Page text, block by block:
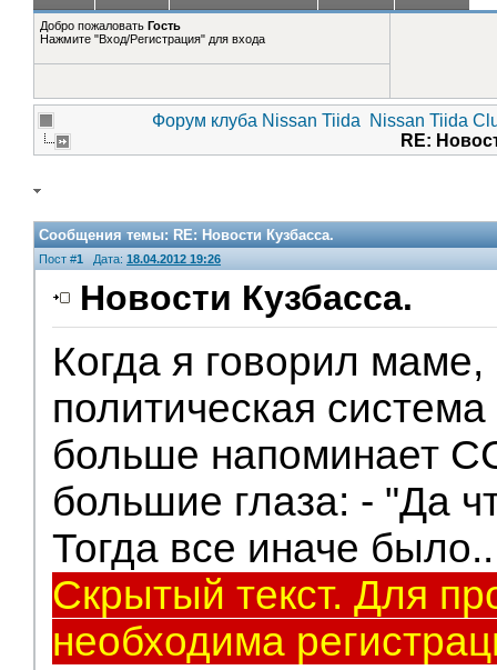
Добро пожаловать Гость
Нажмите "Вход/Регистрация" для входа
Форум клуба Nissan Tiida
Nissan Tiida
RE:
Сообщения темы:RE: Новости Кузбасса.
Пост #1 Дата: 18.04.2012 19:26
Новости Кузбасса.
Когда я говорил
политическая
больше напоминает
большие глаза: - "Да
Тогда все иначе
Скрытый текст. Для
необходима